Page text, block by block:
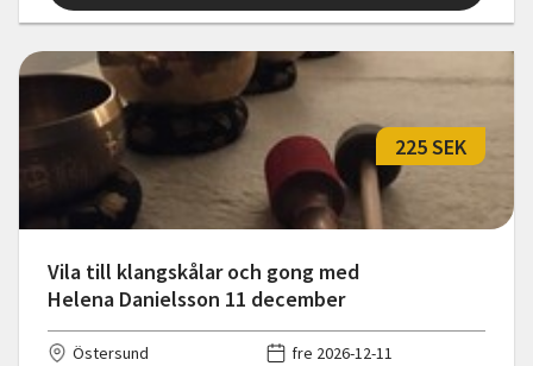
Vila till klangskålar och gong med
Helena Danielsson 11 december
225 SEK
Östersund
fre 2026-12-11